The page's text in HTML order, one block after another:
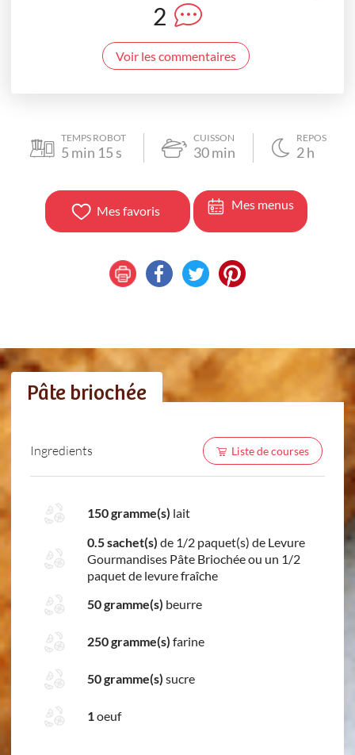
2
Voir les commentaires
TEMPS ROBOT
5 min 15 s
CUISSON
30min
REPOS
2h
Mes favoris Mes menus
Pâte briochée
Ingredients Liste de courses
150 gramme(s) lait
0.5 sachet(s) de 1/2 paquet(s) de Levure
Gourmandises Pâte Briochée ou un 1/2
paquet de levure fraîche
50 gramme(s) beurre
250 gramme(s) farine
50 gramme(s) sucre
1oeuf